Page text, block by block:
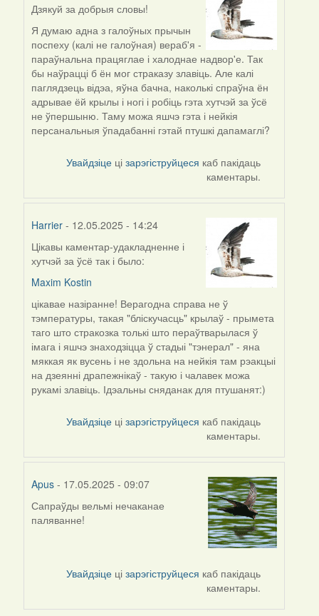
Дзякуй за добрыя словы!
Я думаю адна з галоўных прычын
поспеху (калі не галоўная) вераб'я -
параўнальна працяглае і халоднае надвор'е. Так
бы наўрацці б ён мог страказу злавіць. Але калі
паглядзець відэа, яўна бачна, наколькі спраўна ён
адрывае ёй крылы і ногі і робіць гэта хутчэй за ўсё
не ўпершыню. Таму можа яшчэ гэта і нейкія
персанальныя ўпадабанні гэтай птушкі дапамаглі?
Увайдзіце цізарэгіструйцеся каб пакідаць
каментары.
Harrier - 12.05.2025 - 14:24
Цікавы каментар-удакладненне і
хутчэй за ўсё так і было:
Maxim Kostin
цікавае назіранне! Верагодна справа не ў
тэмпературы, такая "бліскучасць" крылаў - прымета
таго што стракозка толькі што пераўтварылася ў
імага і яшчэ знаходзіцца ў стадыі "тэнерал" - яна
мяккая як вусень і не здольна на нейкія там рэакцыі
на дзеянні драпежнікаў - такую і чалавек можа
рукамі злавіць. Ідэальны сняданак для птушанят:)
Увайдзіце цізарэгіструйцеся каб пакідаць
каментары.
Apus - 17.05.2025 - 09:07
Сапраўды вельмі нечаканае
паляванне!
Увайдзіце цізарэгіструйцеся каб пакідаць
каментары.